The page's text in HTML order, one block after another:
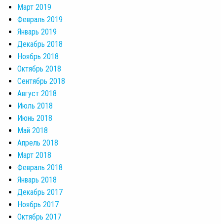
Март 2019
Февраль 2019
Январь 2019
Декабрь 2018
Ноябрь 2018
Октябрь 2018
Сентябрь 2018
Август 2018
Июль 2018
Июнь 2018
Май 2018
Апрель 2018
Март 2018
Февраль 2018
Январь 2018
Декабрь 2017
Ноябрь 2017
Октябрь 2017